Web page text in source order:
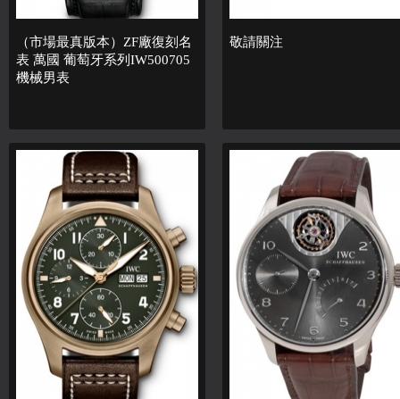
（市場最真版本）ZF廠復刻名
表 萬國 葡萄牙系列IW500705
機械男表
敬請關注